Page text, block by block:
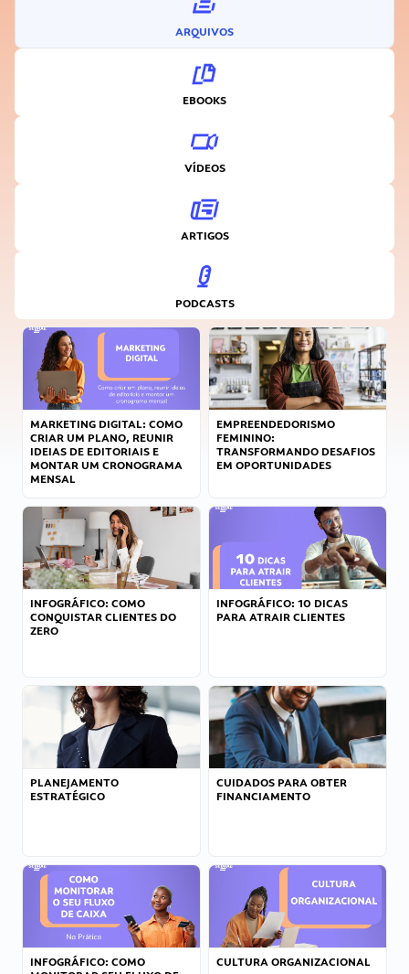
ARQUIVOS
EBOOKS
VÍDEOS
ARTIGOS
PODCASTS
MARKETING DIGITAL: COMO
CRIAR UM PLANO, REUNIR
IDEIAS DE EDITORIAIS E
MONTAR UM CRONOGRAMA
MENSAL
EMPREENDEDORISMO
FEMININO:
TRANSFORMANDO DESAFIOS
EM OPORTUNIDADES
INFOGRÁFICO: COMO
CONQUISTAR CLIENTES DO
ZERO
INFOGRÁFICO: 10 DICAS
PARA ATRAIR CLIENTES
PLANEJAMENTO
ESTRATÉGICO
CUIDADOS PARA OBTER
FINANCIAMENTO
INFOGRÁFICO: COMO
CULTURA ORGANIZACIONAL